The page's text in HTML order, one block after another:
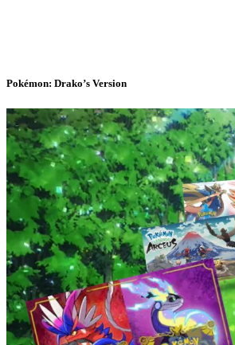
Pokémon: Drako’s Version